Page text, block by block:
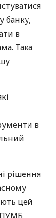
банку,
в
Така
в
рішення
цей
ПУМБ,